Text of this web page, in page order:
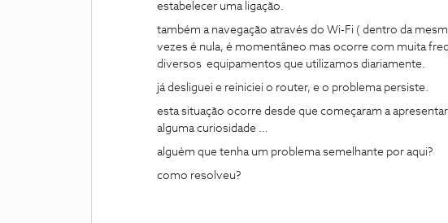
estabelecer uma ligação.
também a navegação através do Wi-Fi ( dentro da
vezes é nula, é momentâneo mas ocorre com muita
diversos equipamentos que utilizamos diariamente.
já desliguei e reiniciei o router, e o problema persiste.
esta situação ocorre desde que começaram a
alguma curiosidade …
alguém que tenha um problema semelhante por aqui?
como resolveu?